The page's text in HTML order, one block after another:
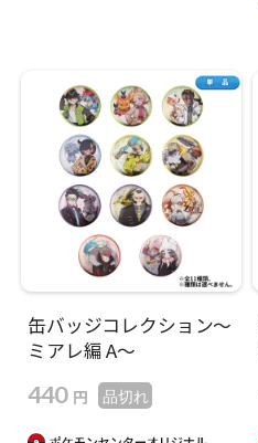
缶バッジコレクション〜
ミアレ編 A〜
440 円 品切れ